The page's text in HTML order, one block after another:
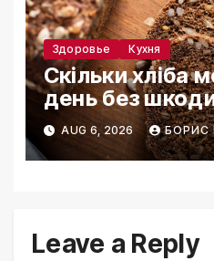
Здоровье Кухня
Скільки хліба
день без
AUG 6, 2026 БОРИС
Leave a Reply